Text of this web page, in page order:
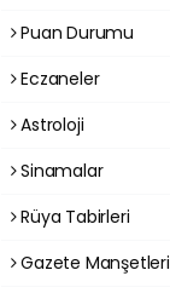
Puan Durumu
Eczaneler
Astroloji
Sinamalar
Rüya Tabirleri
Gazete Manşetleri